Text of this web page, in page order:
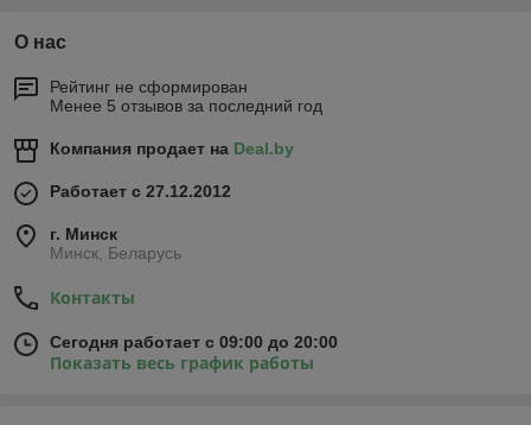
О нас
Рейтинг не сформирован
Менее 5 отзывов за последний год
Компания продает на Deal.by
Работает с 27.12.2012
г. Минск
Минск, Беларусь
Контакты
Сегодня работает с 09:00 до 20:00
Показать весь график работы